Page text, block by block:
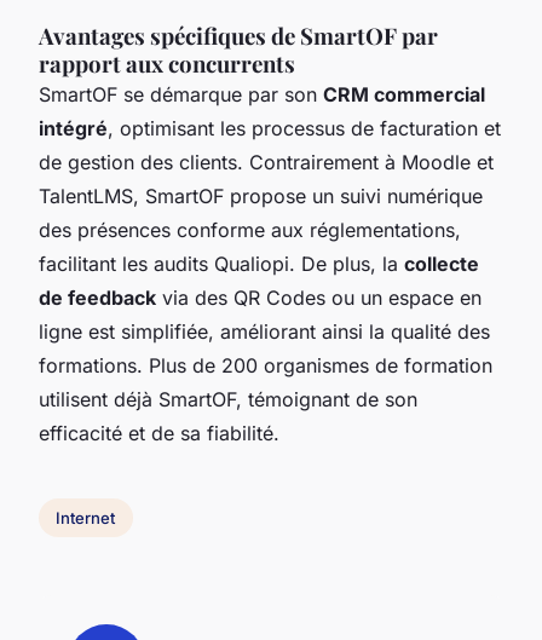
Avantages spécifiques de SmartOF par
rapport aux concurrents
SmartOF se démarque par son CRM commercial
intégré, optimisant les processus de facturation et
de gestion des clients. Contrairement à Moodle et
TalentLMS, SmartOF propose un suivi numérique
des présences conforme aux réglementations,
facilitant les audits Qualiopi. De plus, la collecte
de feedback via des QR Codes ou un espace en
ligne est simplifiée, améliorant ainsi la qualité des
formations. Plus de 200 organismes de formation
utilisent déjà SmartOF, témoignant de son
efficacité et de sa fiabilité.
Internet